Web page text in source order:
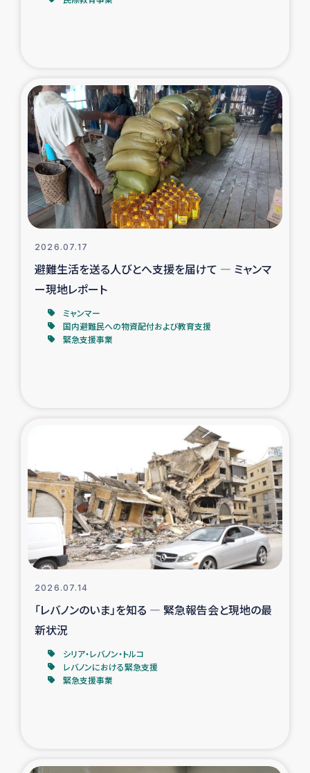
コーヒー生産者支援
アイナロ県マウベシ郡でのコーヒー畑改善事業
ベイルート大規模爆発被災者支援
女性の生計向上支援
アグロフォレストリー（カカオ）事業
2026.07.17
避難生活を送る人びとへ支援を届けて ― ミャンマ
ー現地レポート
ミャンマー
国内避難民への物資配付および教育支援
緊急支援事業
2026.07.14
「レバノンのいま」を知る ― 緊急報告会と現地の最
新状況
シリア・レバノン・トルコ
レバノンにおける緊急支援
緊急支援事業